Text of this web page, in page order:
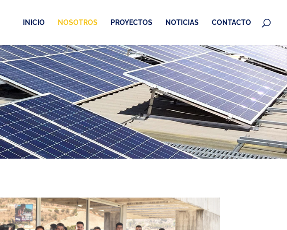
INICIO NOSOTROS PROYECTOS NOTICIAS CONTACTO